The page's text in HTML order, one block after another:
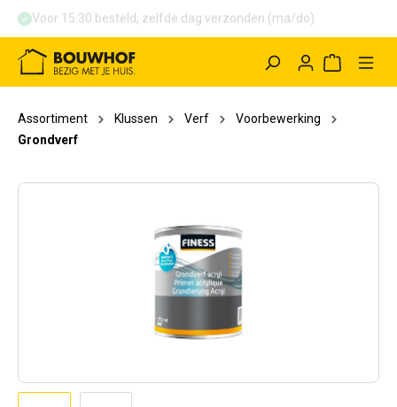
Voor 15:30 besteld, zelfde dag verzonden (ma/do)
Assortiment Klussen Verf
Voorbewerking
Grondverf